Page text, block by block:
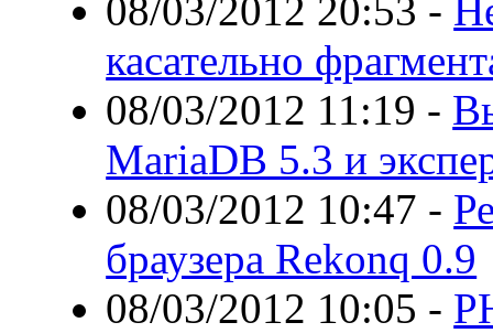
08/03/2012 20:53 -
касательно
08/03/2012 11:19 -
MariaDB 5.3 и
08/03/2012 10:47 -
браузера Rekonq 0.9
08/03/2012 10:05 -